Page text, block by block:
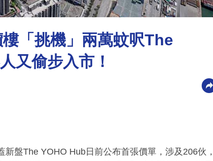
「挑機」兩萬蚊呎The
又偷步入市！
盤The YOHO Hub日前公布首張價單，涉及206伙，